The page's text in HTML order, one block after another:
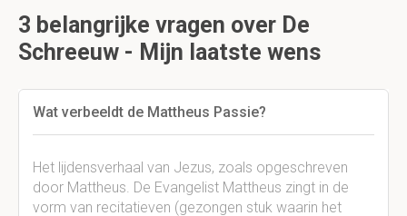
3 belangrijke vragen over De
Schreeuw - Mijn laatste wens
Wat verbeeldt de Mattheus Passie?
Het lijdensverhaal van Jezus, zoals opgeschreven
door Mattheus. De Evangelist Mattheus zingt in de
vorm van recitatieven (gezongen stuk waarin het